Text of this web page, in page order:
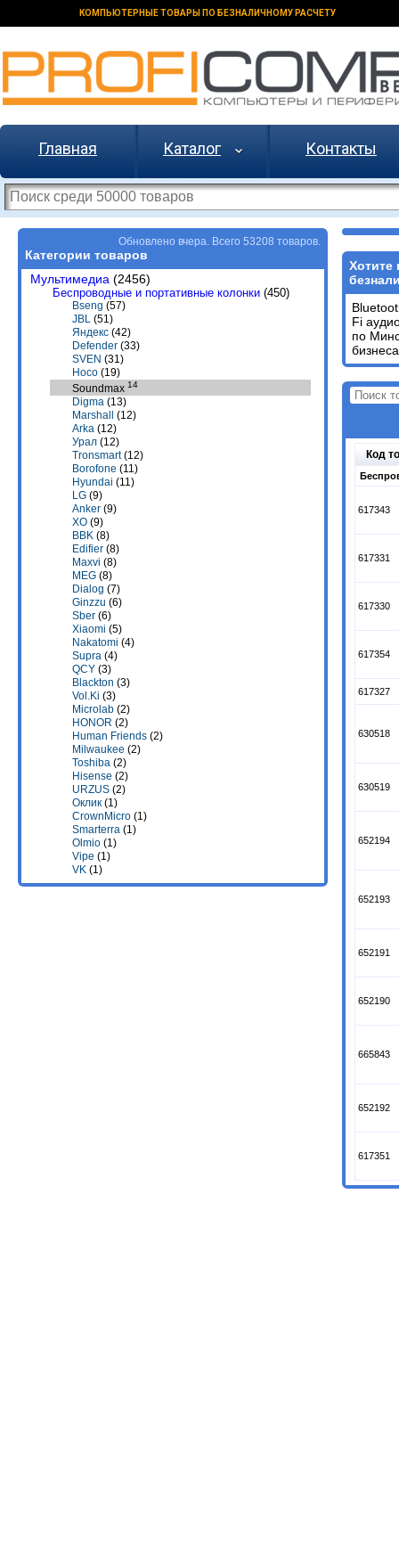
КОМПЬЮТЕРНЫЕ ТОВАРЫ ПО БЕЗНАЛИЧНОМУ РАСЧЕТУ
Главная Каталог Контакты
Обновлено вчера. Всего 53208 товаров.
Категории товаров
Мультимедиа (2456)
Беспроводные и портативные колонки (450)
Bseng (57)
JBL (51)
Яндекс (42)
Defender (33)
SVEN (31)
Hoco (19)
Soundmax 14
Digma (13)
Marshall
(12)
Arka (12)
Урал (12)
Tronsmart(12)
Borofone (11)
Hyundai (11)
LG (9)
Anker (9)
XO (9)
BBK (8)
Edifier (8)
Maxvi (8)
MEG (8)
Dialog (7)
Ginzzu (6)
Sber (6)
Xiaomi (5)
Nakatomi (4)
Supra (4)
QCY (3)
Blackton (3)
Vol.Ki (3)
Microlab (2)
HONOR (2)
Human Friends (2)
Milwaukee (2)
Toshiba (2)
Hisense (2)
URZUS (2)
Оклик (1)
CrownMicro (1)
Smarterra (1)
Olmio (1)
Vipe (1)
VK (1)
Хотите
Fi
по
Код
617343
617331
617330
617354
617327
630518
630519
652194
652193
652191
652190
665843
652192
617351